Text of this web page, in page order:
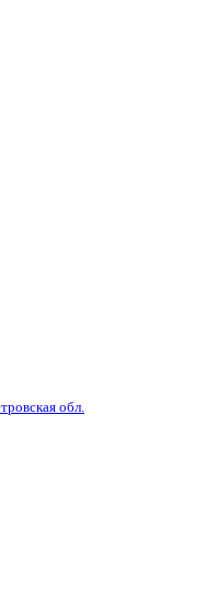
обл.